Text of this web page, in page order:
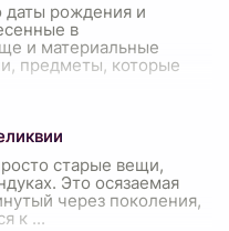
даты рождения и
в
и материальные
предметы, которые
старые вещи,
Это осязаемая
через поколения,
к ...